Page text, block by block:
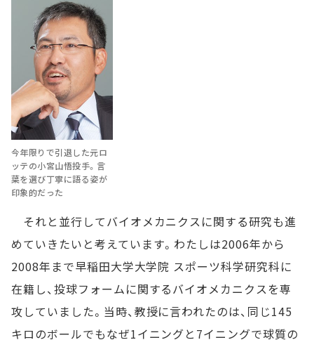
今年限りで引退した元ロ
ッテの小宮山悟投手。言
葉を選び丁寧に語る姿が
印象的だった
それと並行してバイオメカニクスに関する研究も進
めていきたいと考えています。わたしは2006年から
2008年まで早稲田大学大学院 スポーツ科学研究科に
在籍し、投球フォームに関するバイオメカニクスを専
攻していました。当時、教授に言われたのは、同じ145
キロのボールでもなぜ1イニングと7イニングで球質の